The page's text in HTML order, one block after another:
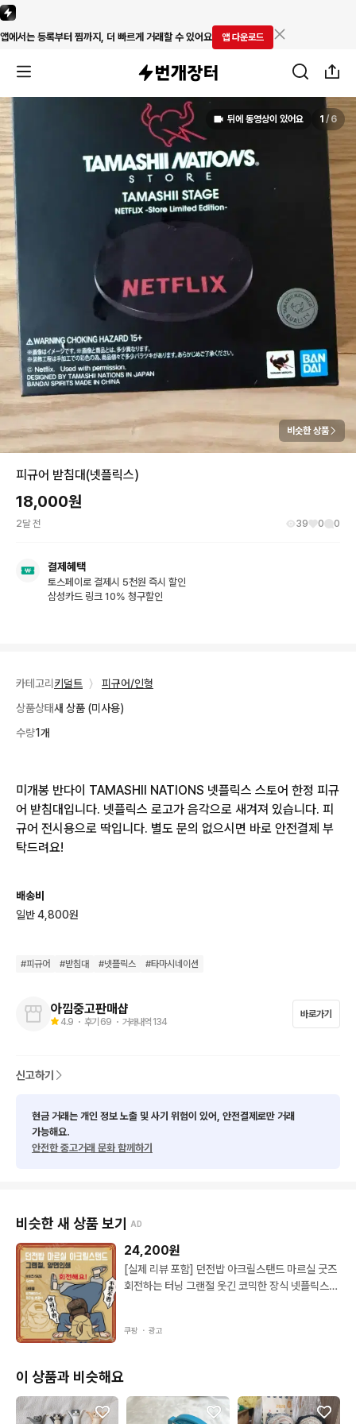
앱에서는 등록부터 찜까지, 더 빠르게 거래할 수 있어요 앱 다운로드
뒤에 동영상이 있어요 1 / 6
비슷한 상품
피규어 받침대(넷플릭스)
18,000원
2달 전 39 0 0
결제혜택
토스페이로 결제시 5천원 즉시 할인
삼성카드 링크 10% 청구할인
카테고리 키덜트 〉
피규어/인형
상품상태새 상품 (미사용)
수량1개
미개봉 반다이 TAMASHII NATIONS 넷플릭스 스토어 한정 피규
어 받침대입니다. 넷플릭스 로고가 음각으로 새겨져 있습니다. 피
규어 전시용으로 딱입니다. 별도 문의 없으시면 바로 안전결제 부
탁드려요!
배송비
일반 4,800원
#피규어 #받침대 #넷플릭스 #타마시네이션
아낌중고판매샵
4.9 ・ 후기 69 ・ 거래내역 134
바로가기
신고하기
현금 거래는 개인 정보 노출 및 사기 위험이 있어, 안전결제로만 거래
가능해요.
안전한 중고거래 문화 함께하기
비슷한 새 상품 보기 AD
24,200원
[실제 리뷰 포함] 던전밥 아크릴스탠드 마르실 굿즈
회전하는 터닝 그랜절 웃긴 코믹한 장식 넷플릭스
쿠팡 ・ 광고
이 상품과 비슷해요